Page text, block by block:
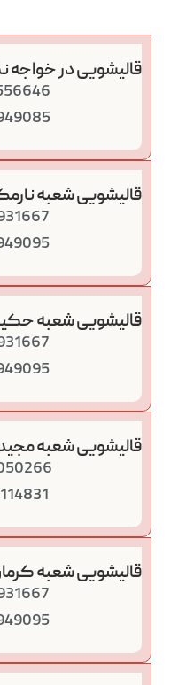
قالیشویی در خواجه
قالیشویی شعبه
قالیشویی شعبه
قالیشویی شعبه
قالیشویی شعبه